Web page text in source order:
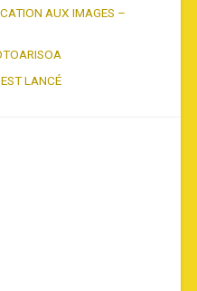
AUX IMAGES –
LANCÉ